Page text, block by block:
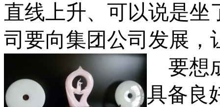
直线上升、可以说是坐
司要向集团公司发展，
要想
具备良